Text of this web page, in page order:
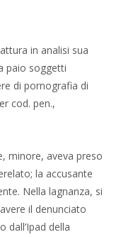
in analisi sua
paio soggetti
di pornografia di
cod. pen.,
minore, aveva preso
la accusante
Nella lagnanza, si
il denunciato
della